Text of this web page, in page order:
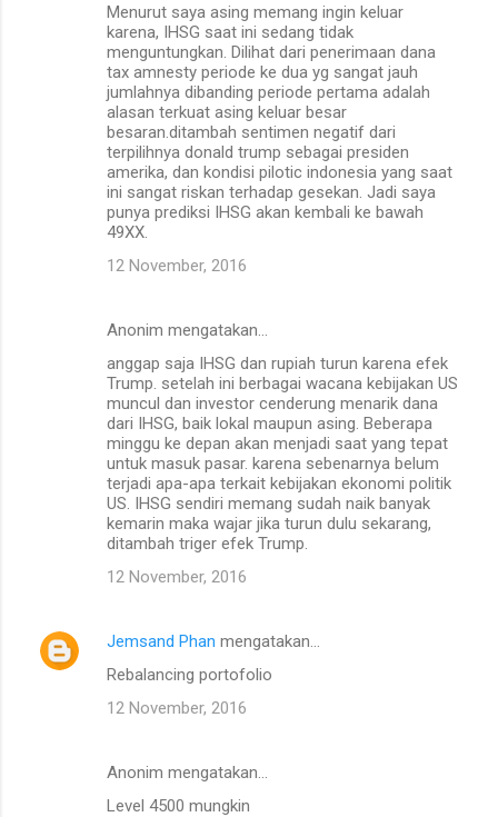
Menurut saya asing memang ingin keluar
karena, IHSG saat ini sedang tidak
menguntungkan. Dilihat dari penerimaan dana
tax amnesty periode ke dua yg sangat jauh
jumlahnya dibanding periode pertama adalah
alasan terkuat asing keluar besar
besaran.ditambah sentimen negatif dari
terpilihnya donald trump sebagai presiden
amerika, dan kondisi pilotic indonesia yang saat
ini sangat riskan terhadap gesekan. Jadi saya
punya prediksi IHSG akan kembali ke bawah
49XX.
12 November, 2016
Anonim mengatakan…
anggap saja IHSG dan rupiah turun karena efek
Trump. setelah ini berbagai wacana kebijakan US
muncul dan investor cenderung menarik dana
dari IHSG, baik lokal maupun asing. Beberapa
minggu ke depan akan menjadi saat yang tepat
untuk masuk pasar. karena sebenarnya belum
terjadi apa-apa terkait kebijakan ekonomi politik
US. IHSG sendiri memang sudah naik banyak
kemarin maka wajar jika turun dulu sekarang,
ditambah triger efek Trump.
12 November, 2016
Jemsand Phan mengatakan…
Rebalancing portofolio
12 November, 2016
Anonim mengatakan…
Level 4500 mungkin